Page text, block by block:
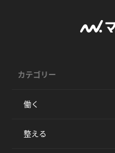
カテゴリー
働く
整える